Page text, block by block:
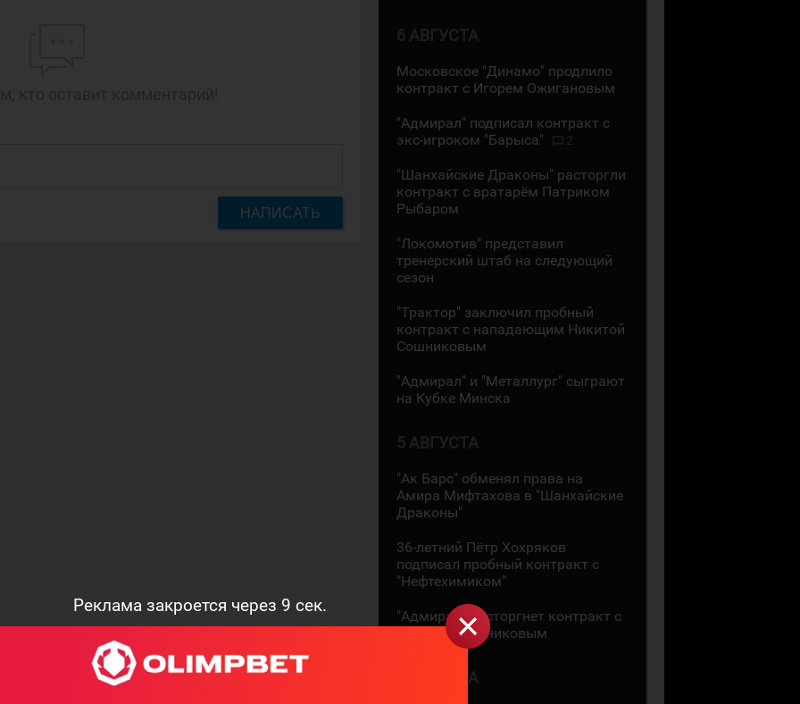
Реклама закроется через 8 сек.
НАПИСАТЬ
6 АВГУСТА
Московское "Динамо" продлило
контракт с Игорем Ожигановым
"Адмирал" подписал контракт с
экс-игроком "Барыса"
"Шанхайские Драконы" расторгли
контракт с вратарём Патриком
Рыбаром
"Локомотив" представил
тренерский штаб на следующий
сезон
"Трактор" заключил пробный
контракт с нападающим Никитой
Сошниковым
"Адмирал" и "Металлург" сыграют
на Кубке Минска
5 АВГУСТА
"Ак Барс" обменял права на
Амира Мифтахова в "Шанхайские
Драконы"
36-летний Пётр Хохряков
подписал пробный контракт с
"Нефтехимиком"
"Адмирал" расторгнет контракт с
Никитой Сошниковым
4 АВГУСТА